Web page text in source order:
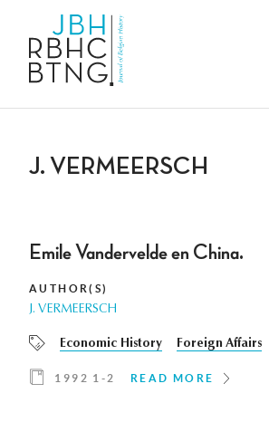
J. VERMEERSCH
Emile Vandervelde en China.
AUTHOR(S)
J. VERMEERSCH
Economic History Foreign Affairs
1992 1-2 READ MORE